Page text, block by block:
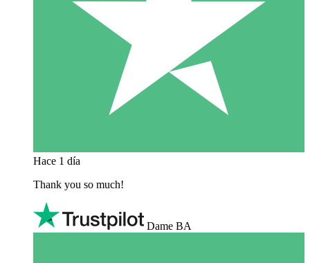
Hace 1 día
Thank you so much!
Dame BA